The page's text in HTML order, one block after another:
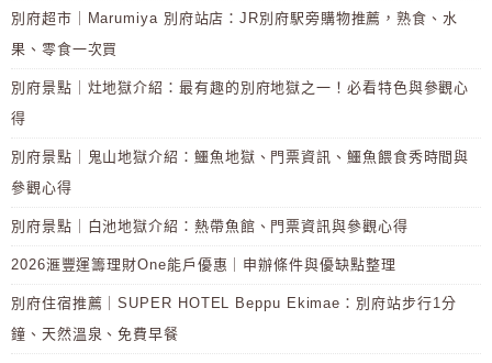
別府超市｜Marumiya 別府站店：JR別府駅旁購物推薦，熟食、水
果、零食一次買
別府景點｜灶地獄介紹：最有趣的別府地獄之一！必看特色與參觀心
得
別府景點｜鬼山地獄介紹：鱷魚地獄、門票資訊、鱷魚餵食秀時間與
參觀心得
別府景點｜白池地獄介紹：熱帶魚館、門票資訊與參觀心得
2026滙豐運籌理財One能戶優惠｜申辦條件與優缺點整理
別府住宿推薦｜SUPER HOTEL Beppu Ekimae：別府站步行1分
鐘、天然溫泉、免費早餐